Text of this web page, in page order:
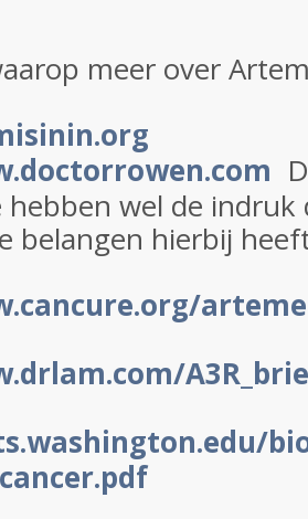
meer over
hebben wel de indruk
belangen hierbij